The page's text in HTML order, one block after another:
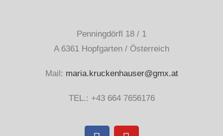
Penningdörfl 18 / 1
A 6361 Hopfgarten / Österreich
Mail: maria.kruckenhauser@gmx.at
TEL.: +43 664 7656176